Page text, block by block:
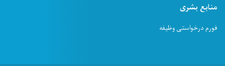
منابع بشری
فورم درخواستی وظیفه